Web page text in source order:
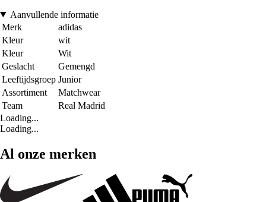
Aanvullende informatie
Merk
adidas
Kleur
wit
Kleur
Wit
Geslacht
Gemengd
Leeftijdsgroep Junior
Assortiment
Matchwear
Team
Real Madrid
Loading...
Loading...
Al onze merken